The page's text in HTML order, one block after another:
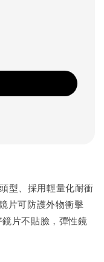
型、採用輕量化耐衝
片可防護外物衝擊
片不貼臉，彈性鏡